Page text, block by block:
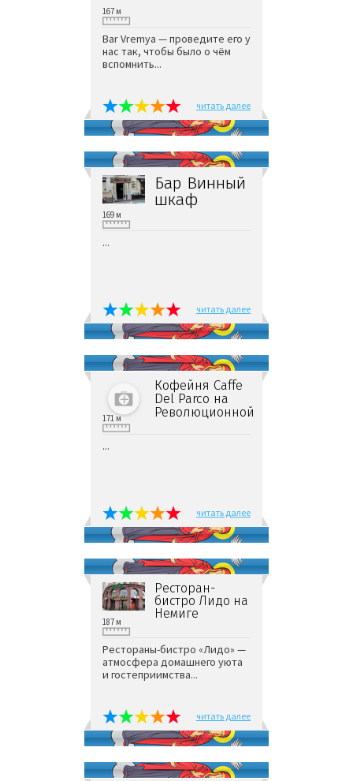
167 м
Bar Vremya — проведите его у
нас так, чтобы было о чём
вспомнить...
читать далее
Бар Винный
шкаф
169 м
...
читать далее
Кофейня Caffe
Del Parco на
Революционной
171 м
...
читать далее
Ресторан-
бистро Лидо на
Немиге
187 м
Рестораны-бистро «Лидо» —
атмосфера домашнего уюта
и гостеприимства...
читать далее